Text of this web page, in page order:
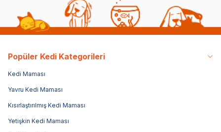
Popüler Kedi Kategorileri
Kedi Maması
Yavru Kedi Maması
Kısırlaştırılmış Kedi Maması
Yetişkin Kedi Maması